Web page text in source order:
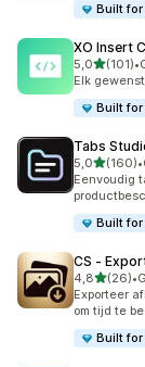
Built
XO Insert
5,0van 5
(101)
101 •
Elk
Built
Tabs
5,0van 5
(160)
160 •
Eenvoudig
Built
CS ‑
4,8van 5
(26)
26 •
Exporteer
om tijd te
Built